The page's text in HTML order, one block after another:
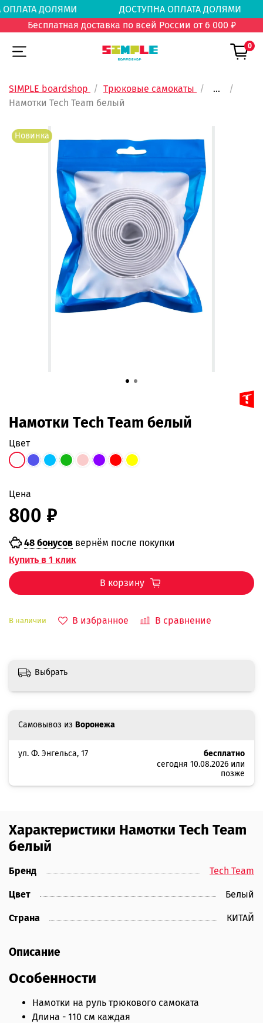
ОПЛАТА ДОЛЯМИ
ДОСТУПНА ОПЛАТА
Бесплатная доставка по всей России от 6 000 ₽
0
SIMPLE boardshop Трюковые самокаты
...
Намотки Tech Team белый
Новинка
Намотки Tech Team белый
В наличии В избранное В сравнение
цвет
Цена
800 ₽
48 бонусов вернём после покупки
Купить в 1 клик
В корзину
Самовывоз из Воронежа
ул. Ф. Энгельса, 17
бесплатно
сегодня 10.08.2026 или
позже
Выбрать
Характеристики Намотки Tech Team
белый
Бренд Tech Team
Цвет Белый
Страна КИТАЙ
Описание
Особенности
Намотки на руль трюкового самоката
Длина - 110 см каждая